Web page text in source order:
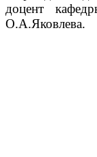
доцент
О.А.Яковлева.